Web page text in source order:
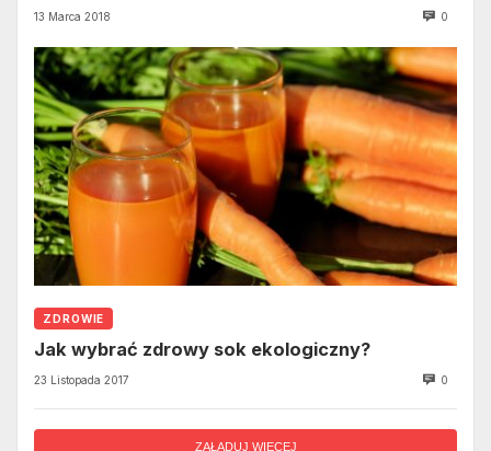
13 Marca 2018 0
ZDROWIE
Jak wybrać zdrowy sok ekologiczny?
23 Listopada 2017 0
ZAŁADUJ WIĘCEJ